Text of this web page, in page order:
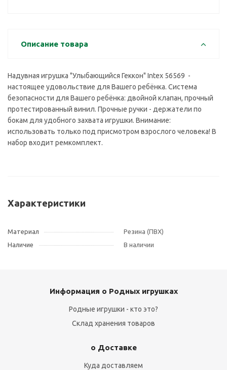
Описание товара
Надувная игрушка "Улыбающийся Геккон" Intex 56569 -
настоящее удовольствие для Вашего ребёнка. Система
безопасности для Вашего ребёнка: двойной клапан, прочный
протестированный винил. Прочные ручки - держатели по
бокам для удобного захвата игрушки. Внимание:
использовать только под присмотром взрослого человека! В
набор входит ремкомплект.
Характеристики
Материал
Резина (ПВХ)
Наличие
В наличии
Информация о Родных игрушках
Родные игрушки - кто это?
Склад хранения товаров
о Доставке
Куда доставляем